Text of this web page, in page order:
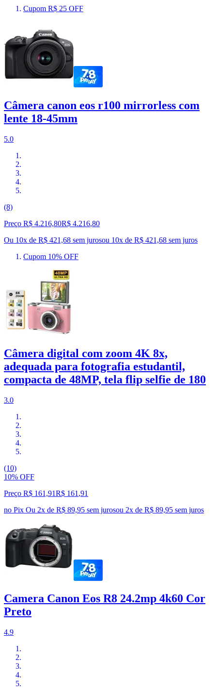
Cupom R$ 25 OFF
Câmera canon eos r100 mirrorless com
lente 18-45mm
5.0
(8)
Preço R$ 4.216,80R$ 4.216,80
Ou 10x de R$ 421,68 sem jurosou 10x de R$ 421,68 sem juros
Cupom 10% OFF
Câmera digital com zoom 4K 8x,
adequada para fotografia estudantil,
compacta de 48MP, tela flip selfie de 180
3.0
(10)
10% OFF
Preço R$ 161,91R$ 161 ,91
no Pix Ou 2x de R$ 89,95 sem jurosou 2x de R$ 89,95 sem juros
Camera Canon Eos R8 24.2mp 4k60 Cor
Preto
4.9